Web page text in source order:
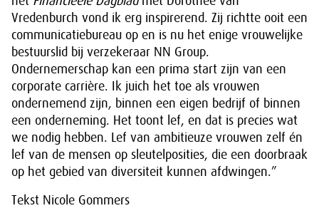
Vredenburch vond ik erg inspirerend. Zij richtte ooit een
communicatiebureau op en is nu het enige vrouwelijke
bestuurslid bij verzekeraar NN Group.
Ondernemerschap kan een prima start zijn van een
corporate carrière. Ik juich het toe als vrouwen
ondernemend zijn, binnen een eigen bedrijf of binnen
een onderneming. Het toont lef, en dat is precies wat
we nodig hebben. Lef van ambitieuze vrouwen zelf én
lef van de mensen op sleutelposities, die een doorbraak
op het gebied van diversiteit kunnen afdwingen.”
Tekst Nicole Gommers